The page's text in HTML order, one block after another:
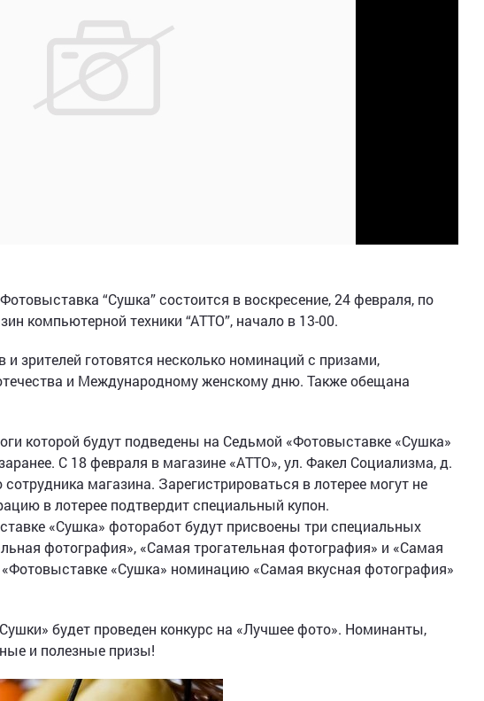
“Сушка” состоится в воскресение, 24 февраля, по
компьютерной техники “АТТО”, начало в 13-00.
зрителей готовятся несколько номинаций с призами,
и Международному женскому дню. Также обещана
которой будут подведены на Седьмой «Фотовыставке «Сушка»
С 18 февраля в магазине «АТТО», ул. Факел Социализма, д.
магазина. Зарегистрироваться в лотерее могут не
в лотерее подтвердит специальный купон.
«Сушка» фоторабот будут присвоены три специальных
фотография», «Самая трогательная фотография» и «Самая
«Сушка» номинацию «Самая вкусная фотография»
будет проведен конкурс на «Лучшее фото». Номинанты,
и полезные призы!